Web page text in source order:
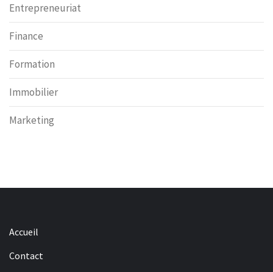
Entrepreneuriat
Finance
Formation
Immobilier
Marketing
Accueil
Contact